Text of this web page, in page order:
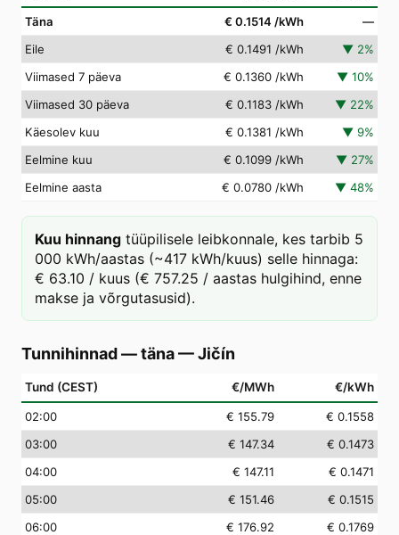
Täna € 0.1514 /kWh
—
Eile
€ 0.1491 /kWh ▼ 2%
Viimased 7 päeva
€ 0.1360 /kWh ▼ 10%
Viimased 30 päeva
€ 0.1183 /kWh ▼ 22%
Käesolev kuu
€ 0.1381 /kWh ▼ 9%
Eelmine kuu
€ 0.1099 /kWh ▼ 27%
Eelmine aasta
€ 0.0780 /kWh ▼ 48%
Kuu hinnang tüüpilisele leibkonnale, kes tarbib 5
000 kWh/aastas (~417 kWh/kuus) selle hinnaga:
€ 63.10 / kuus (€ 757.25 / aastas hulgihind, enne
makse ja võrgutasusid).
Tunnihinnad — täna—Jičín
Tund (CEST) €/MWh €/kWh
02:00 € 155.79
€ 0.1558
03:00 € 147.34
€ 0.1473
04:00 € 147.11
€ 0.1471
05:00 € 151.46
€ 0.1515
06:00 € 176.92
€ 0.1769